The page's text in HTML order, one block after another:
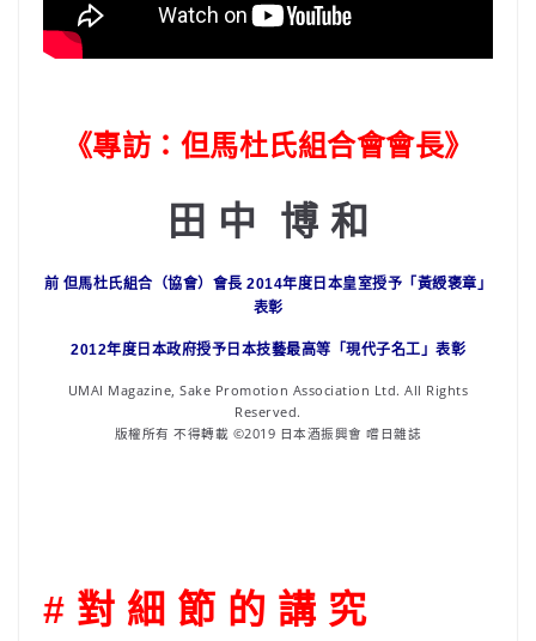
《專訪：但馬杜氏組合會會長》
田 中 博 和
前 但馬杜氏組合（協會）會長 2014年度日本皇室授予「黃綬褒章」
表彰
2012年度日本政府授予日本技藝最高等「現代子名工」表彰
UMAI Magazine, Sake Promotion Association Ltd. All Rights
Reserved.
版權所有 不得轉載 ©2019 日本酒振興會 嚐日雜誌
# 對 細 節 的 講 究